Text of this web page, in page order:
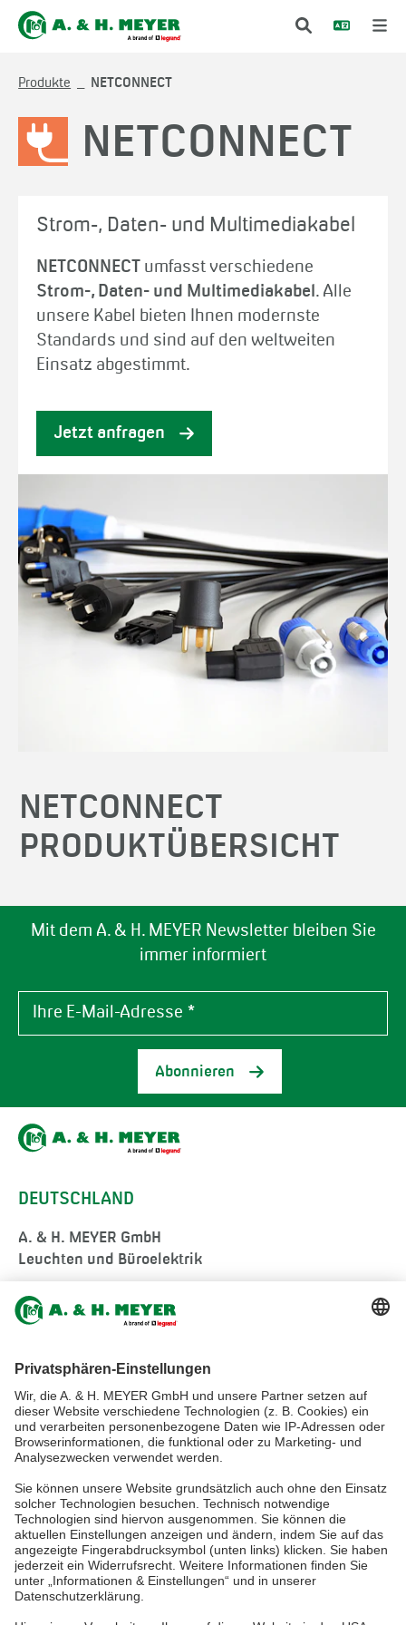
Produkte NETCONNECT
NETCONNECT
Strom-, Daten- und Multimediakabel
NETCONNECT
umfasst verschiedene
Strom-, Daten- und Multimediakabel . Alle
unsere Kabel bieten Ihnen modernste
Standards und sind auf den weltweiten
Einsatz abgestimmt.
Jetzt anfragen
NETCONNECT
PRODUKTÜBERSICHT
Mit dem A. & H. MEYER Newsletter bleiben Sie
immer informiert
Abonnieren
DEUTSCHLAND
A. & H. MEYER GmbH
Leuchten und Büroelektrik
Fermke 8
32694 Dörentrup
tel.:+49 5265 9488-0
info@ah-meyer.de
MALAYSIA
A. & H. MEYER Sdn. Bhd.
528797-M
No. 3, Jalan Astaka U8/84
Section U8, Bukit Jelutong
40150 Shah Alam, Selangor
Malaysia